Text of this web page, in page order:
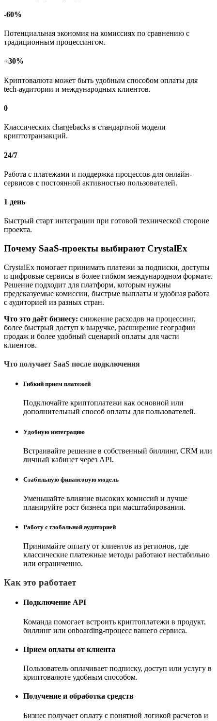
-60%
Потенциальная экономия на комиссиях по сравнению с
традиционным процессингом.
+30%
Криптовалюта может быть удобным способом оплаты для
tech-аудитории и международных клиентов.
0
Классических chargebacks в стандартной модели
криптотранзакций.
24/7
Работа с платежами и поддержка процессов для онлайн-
сервисов с постоянной активностью пользователей.
1 день
Быстрый старт интеграции при готовой технической стороне
проекта.
Почему SaaS-проекты выбирают CrystalEx
CrystalEx помогает принимать платежи за подписки, доступы
и цифровые сервисы в более гибком международном формате.
Решение подходит для платформ, которым нужны
предсказуемые комиссии, быстрые выплаты и удобная работа
с аудиторией из разных стран.
Что это даёт бизнесу: снижение расходов на процессинг,
более быстрый доступ к выручке, расширение географии
продаж и более удобный сценарий оплаты для части
клиентов.
Что получает SaaS после подключения
Гибкий прием платежей
Подключайте криптоплатежи как основной или
дополнительный способ оплаты для пользователей.
Удобную интеграцию
Встраивайте решение в собственный биллинг, CRM или
личный кабинет через API.
Стабильную финансовую модель
Уменьшайте влияние высоких комиссий и лучше
планируйте рост бизнеса при масштабировании.
Работу с глобальной аудиторией
Принимайте оплату от клиентов из регионов, где
классические платежные методы работают нестабильно
или ограниченно.
Как это работает
Подключение API
Команда помогает встроить криптоплатежи в продукт,
биллинг или onboarding-процесс вашего сервиса.
Прием оплаты от клиента
Пользователь оплачивает подписку, доступ или услугу в
криптовалюте удобным способом.
Получение и обработка средств
Бизнес получает оплату с понятной логикой расчетов и